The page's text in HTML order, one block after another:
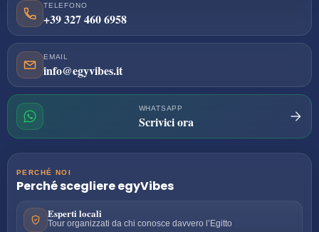
TELEFONO
+39 327 460 6958
EMAIL
info@egyvibes.it
WHATSAPP
Scrivici ora
PERCHÉ NOI
Perché scegliereegyVibes
Esperti locali
Tour organizzati da chi conosce davvero l’Egitto